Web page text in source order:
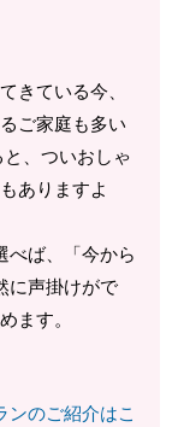
きている今、
ご家庭も多い
、ついおしゃ
ありますよ
べば、「今から
に声掛けがで
ます。